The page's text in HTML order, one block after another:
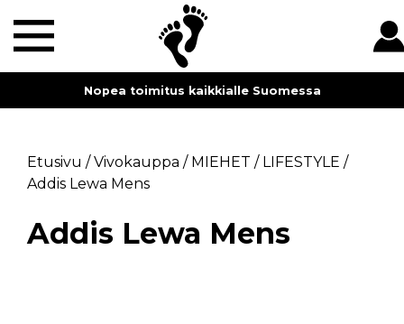
Nopea toimitus kaikkialle Suomessa
Etusivu /Vivokauppa / MIEHET / LIFESTYLE /
Addis Lewa Mens
Addis Lewa Mens